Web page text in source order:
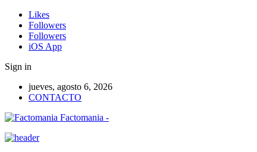
Likes
Followers
Followers
iOS App
Sign in
jueves, agosto 6, 2026
CONTACTO
Factomania -